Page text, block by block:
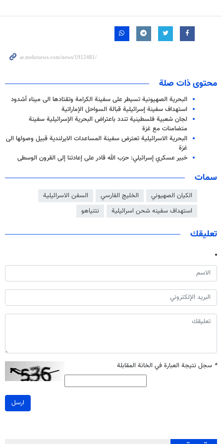
محتوى ذات صلة
البحرية الصهيونية تسيطر على سفينة الكرامة وتقتادها الى ميناء أشدود
استهداف سفينة إسرائيلية قبالة السواحل الإماراتية
لجان شعبية فلسطينية تندد باعتراض البحرية الإسرائيلية سفينة
متضامنات مع غزة
البحرية الاسرائيلية تعترض سفينة المساعدات الايرلندية قبيل وصولها الى
غزة
خبير عسكري إسرائيلي: حزب الله قادر على إعادتنا إلى القرون الوسطى
سمات
الكيان الصهيوني الخليج الفارسي
السفن الاسرائيلية
استهداف سفينه شحن اسرائيلية
نتنياهو
تعليقك
* سجل نتيجة العبارة في الخانة المقابلة
ارسل